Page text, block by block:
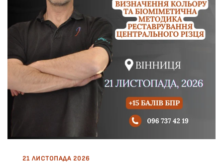
21 ЛИСТОПАДА 2026